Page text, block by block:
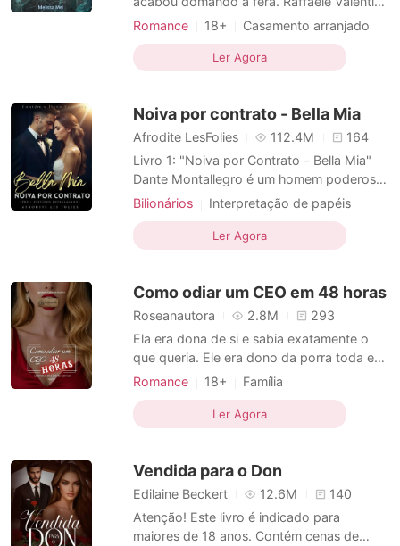
é um rei sem misericórdia, um Don
medo. O poder corre em suas veias, e a
lealdade se conquista com ferro e fogo.
ameaça que não pode permitir.
Romance 18+
Casamento arranjado
Vingança
Máfia
Paixão / Erótica
Arrogante / Dominante
Urbano
Ler Agora
Noiva por contrato - Bella Mia
Afrodite LesFolies 112.4M
164
Livro 1: "Noiva por Contrato – Bella Mia"
Dante Montallegro é um homem poderoso,
determinado e que para vencer está
através de muita ambição, sua vida
pessoal estava ligada completamente ao
vida, ele jogou e apostou alt
Bilionários
Interpretação de papéis
Paixão / Erótica
Arrogante / Dominante
Ler Agora
Como odiar um CEO em 48 horas
Roseanautora 2.8M
293
Ela era dona de si e sabia exatamente o
que queria. Ele era dono da porra toda e
achava que podia qualquer coisa. Ela tinha
tinha o que ela sempre sonhou, mas não
fazia ideia de como conseguir. Ela mentiu
odiou desde a
Romance 18+
Família
Casamento arranjado
Vingança
CEO
Encantadora
Paixão / Erótica
Ler Agora
Vendida para o Don
Edilaine Beckert 12.6M
140
Atenção! Este livro é indicado para
maiores de 18 anos. Contém cenas de